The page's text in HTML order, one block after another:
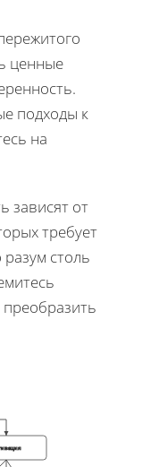
ценные
подходы к
на
зависят от
требует
столь